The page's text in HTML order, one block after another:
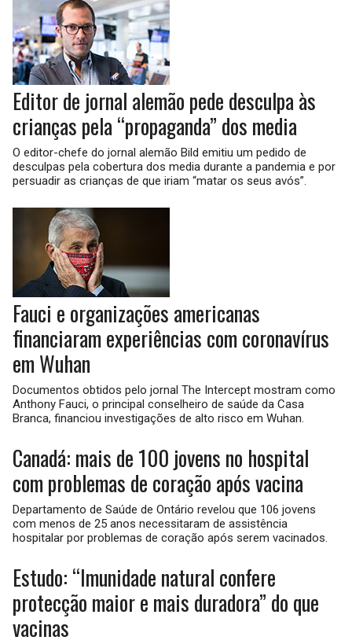
Editor de jornal alemão pede desculpa às
crianças pela “propaganda” dos media
O editor-chefe do jornal alemão Bild emitiu um pedido de
desculpas pela cobertura dos media durante a pandemia e por
persuadir as crianças de que iriam “matar os seus avós”.
Fauci e organizações americanas
financiaram experiências com coronavírus
em Wuhan
Documentos obtidos pelo jornal The Intercept mostram como
Anthony Fauci, o principal conselheiro de saúde da Casa
Branca, financiou investigações de alto risco em Wuhan.
Canadá: mais de 100 jovens no hospital
com problemas de coração após vacina
Departamento de Saúde de Ontário revelou que 106 jovens
com menos de 25 anos necessitaram de assistência
hospitalar por problemas de coração após serem vacinados.
Estudo: “Imunidade natural confere
protecção maior e mais duradora” do que
vacinas